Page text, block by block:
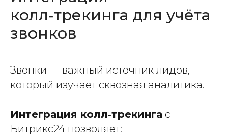
колл‑трекинга для учёта
звонков
Звонки — важный источник лидов,
который изучает сквозная аналитика.
Интеграция колл‑трекинга с
Битрикс24 позволяет: